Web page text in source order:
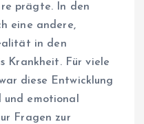
prägte. In den
eine andere,
in den
Krankheit. Für viele
diese Entwicklung
und emotional
Fragen zur